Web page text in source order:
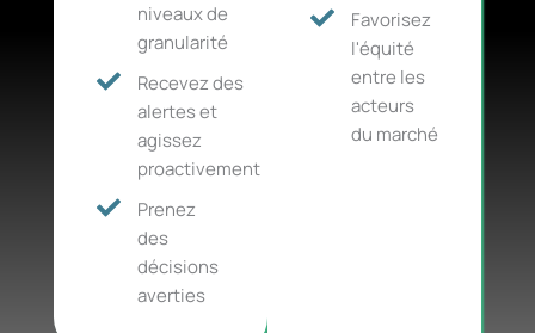
niveaux de
granularité
Recevez des
alertes et
agissez
proactivement
Prenez
des
décisions
averties
Favorisez
l'équité
entre les
acteurs
du marché